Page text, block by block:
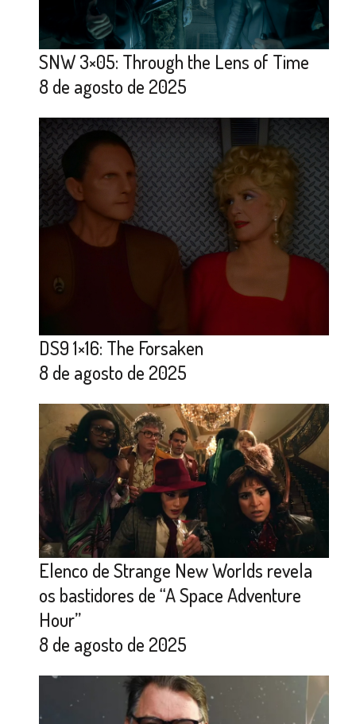
SNW 3×05: Through the Lens of Time
8 de agosto de 2025
DS9 1×16: The Forsaken
8 de agosto de 2025
Elenco de Strange New Worlds revela
os bastidores de “A Space Adventure
Hour”
8 de agosto de 2025